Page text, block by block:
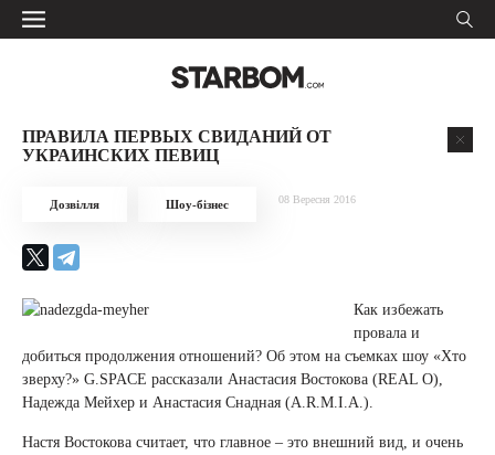
ПРАВИЛА ПЕРВЫХ СВИДАНИЙ ОТ
УКРАИНСКИХ ПЕВИЦ
Дозвілля Шоу-бізнес 08 Вересня 2016
Как избежать
провала и
добиться продолжения отношений? Об этом на съемках шоу «Хто
зверху?» G.SPACE рассказали Анастасия Востокова (REAL O),
Надежда Мейхер и Анастасия Снадная (А.R.M.I.A.).
Настя Востокова считает, что главное – это внешний вид, и очень